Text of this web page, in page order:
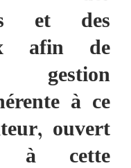
et des
afin de
gestion
à ce
ouvert
à cette